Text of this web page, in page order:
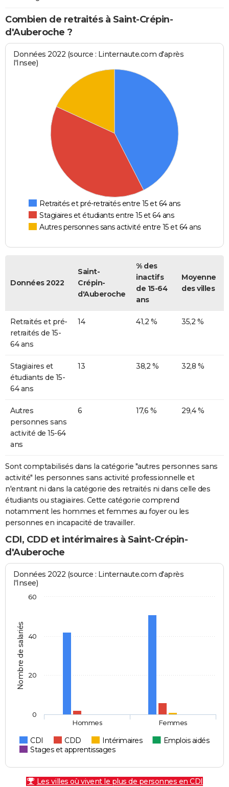
Combien de retraités à Saint-Crépin-
d'Auberoche ?
Données 2022 (source : Linternaute.com d'après
l'Insee)
Retraités et pré-retraités entre 15 et 64 ans
Stagiaires et étudiants entre 15 et 64 ans
Autres personnes sans activité entre 15 et 64 ans
Données 2022
Saint-
Crépin-
d'Auberoche
% des
inactifs
de 15-64
ans
Moyenne
des villes
Retraités et pré-
retraités de 15-
64 ans
14 41,2 % 35,2 %
Stagiaires et
étudiants de 15-
64 ans
13 38,2 % 32,8 %
Autres
personnes sans
activité de 15-64
ans
6 17,6 % 29,4 %
Sont comptabilisés dans la catégorie "autres personnes sans
activité" les personnes sans activité professionnelle et
n'entrant ni dans la catégorie des retraités ni dans celle des
étudiants ou stagiaires. Cette catégorie comprend
notamment les hommes et femmes au foyer ou les
personnes en incapacité de travailler.
CDI, CDD et intérimaires à Saint-Crépin-
d'Auberoche
Nombre de salariés
Données 2022 (source : Linternaute.com d'après
l'Insee)
CDI CDD Intérimaires
Emplois aidés
Stages et apprentissages
Hommes Femmes
0
20
40
60
Les villes où vivent le plus de personnes en CDI